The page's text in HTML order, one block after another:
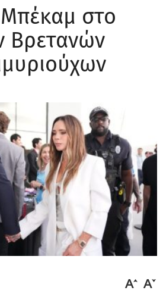
στο
Βρετανών